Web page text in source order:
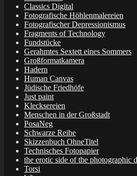
Classics Digital
Fotografische Höhlenmalereien
Fotografischer Depressionismus
Fragments of Technology
Fundstücke
Gerahmtes Sextett eines Sommers
Großformatkamera
Hadern
Human Canvas
Jüdische Friedhöfe
Just paint
Klecksereien
Menschen in der Großstadt
PosaNeg
Schwarze Reihe
Skizzenbuch OhneTitel
Technisches Fotopapier
the erotic side of the photographic
Torsi